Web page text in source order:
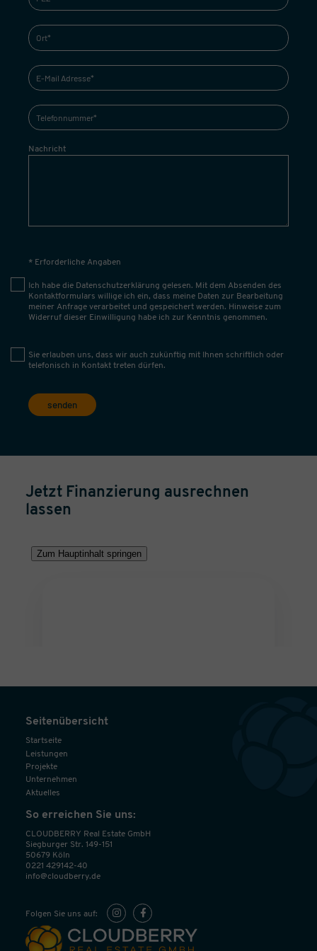
Nachricht
* Erforderliche Angaben
Ich habe die Datenschutzerklärung gelesen. Mit dem Absenden des
Kontaktformulars willige ich ein, dass meine Daten zur Bearbeitung
meiner Anfrage verarbeitet und gespeichert werden. Hinweise zum
Widerruf dieser Einwilligung habe ich zur Kenntnis genommen.
Sie erlauben uns, dass wir auch zukünftig mit Ihnen schriftlich oder
telefonisch in Kontakt treten dürfen.
senden
Jetzt Finanzierung ausrechnen
lassen
Seitenübersicht
Startseite
Leistungen
Projekte
Unternehmen
Aktuelles
So erreichen Sie uns:
CLOUDBERRY Real Estate GmbH
Siegburger Str. 149-151
50679 Köln
0221 429142-40
info@cloudberry.de
Folgen Sie uns auf: